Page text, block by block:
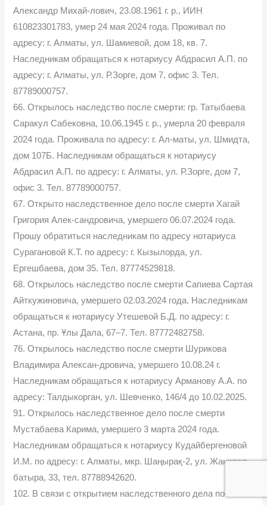
Александр Михай-лович, 23.08.1961 г. р., ИИН
610823301783, умер 24 мая 2024 года. Проживал по
адресу: г. Алматы, ул. Шамиевой, дом 18, кв. 7.
Наследникам обращаться к нотариусу Абдрасил А.П. по
адресу: г. Алматы, ул. Р.Зорге, дом 7, офис 3. Тел.
87789000757.
66. Открылось наследство после смерти: гр. Татыбаева
Саракул Сабековна, 10.06.1945 г. р., умерла 20 февраля
2024 года. Проживала по адресу: г. Ал-маты, ул. Шмидта,
дом 107Б. Наследникам обращаться к нотариусу
Абдрасил А.П. по адресу: г. Алматы, ул. Р.Зорге, дом 7,
офис 3. Тел. 87789000757.
67. Открыто наследственное дело после смерти Хагай
Григория Алек-сандровича, умершего 06.07.2024 года.
Прошу обратиться наследникам по адресу нотариуса
Сурагановой К.Т. по адресу: г. Кызылорда, ул.
Ергешбаева, дом 35. Тел. 87774529818.
68. Открылось наследство после смерти Сапиева Сартая
Айткужиновича, умершего 02.03.2024 года. Наследникам
обращаться к нотариусу Утешевой Б.Д. по адресу: г.
Астана, пр. Ұлы Дала, 67–7. Тел. 87772482758.
76. Открылось наследство после смерти Шурикова
Владимира Алексан-дровича, умершего 10.08.24 г.
Наследникам обращаться к нотариусу Арманову А.А. по
адресу: Талдыкорган, ул. Шевченко, 146/4 до 10.02.2025.
91. Открылось наследственное дело после смерти
Мустабаева Карима, умершего 3 марта 2024 года.
Наследникам обращаться к нотариусу Кудайбергеновой
И.М. по адресу: г. Алматы, мкр. Шаңырақ-2, ул. Жанқожа
батыра, 33, тел. 87788942620.
102. В связи с открытием наследственного дела после